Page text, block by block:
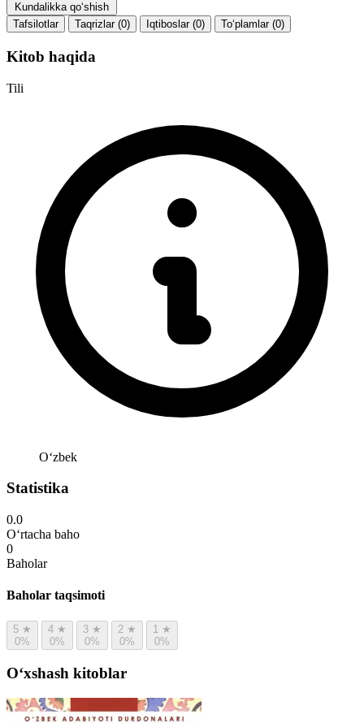
Kundalikka qo‘shish
Tafsilotlar
Taqrizlar (0) Iqtiboslar (0) To‘plamlar (0)
Kitob haqida
Tili
Oʻzbek
Statistika
0.0
O‘rtacha baho
0
Baholar
Baholar taqsimoti
5 ★
0%
4 ★
0%
3 ★
0%
2 ★
0%
1 ★
0%
Oʻxshash kitoblar